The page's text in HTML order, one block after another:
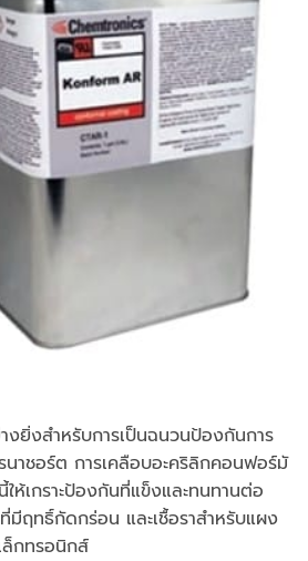
งยิ่งสำหรับการเป็นฉนวนป้องกันการ
นาชอร์ต การเคลือบอะคริลิกคอนฟอร์มั
ห้เกราะป้องกันที่แข็งและทนทานต่อ
มีฤทธิ์กัดกร่อน และเชื้อราสำหรับแผง
กทรอนิกส์